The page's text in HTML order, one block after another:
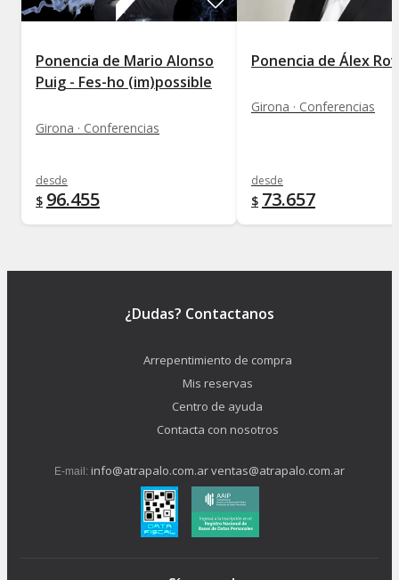
Ponencia de Mario Alonso
Puig - Fes-ho (im)possible
Girona · Conferencias
desde
$ 96.455
Ponencia de Álex
Girona · Conferencias
desde
$ 73.657
¿Dudas? Contactanos
Arrepentimiento de compra
Mis reservas
Centro de ayuda
Contacta con nosotros
E-mail: info@atrapalo.com.arventas@atrapalo.com.ar